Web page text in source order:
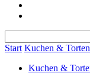
Start Kuchen &
Kuchen &